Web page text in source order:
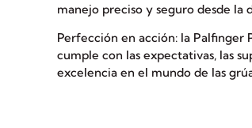
manejo preciso y seguro desde la
Perfección en acción: la Palfinger
cumple con las expectativas, las
excelencia en el mundo de las